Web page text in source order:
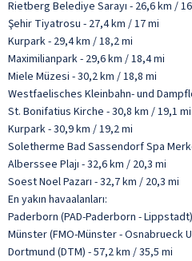
Rietberg Belediye Sarayı - 26,6 km /
Şehir Tiyatrosu - 27,4 km / 17 mi
Kurpark - 29,4 km / 18,2 mi
Maximilianpark - 29,6 km / 18,4 mi
Miele Müzesi - 30,2 km / 18,8 mi
Westfaelisches Kleinbahn- und
St. Bonifatius Kirche - 30,8 km / 19,1 mi
Kurpark - 30,9 km / 19,2 mi
Soletherme Bad Sassendorf Spa
Alberssee Plajı - 32,6 km / 20,3 mi
Soest Noel Pazarı - 32,7 km / 20,3 mi
En yakın havaalanları:
Paderborn (PAD-Paderborn -
Münster (FMO-Münster - Osnabrueck
Dortmund (DTM) - 57,2 km / 35,5 mi